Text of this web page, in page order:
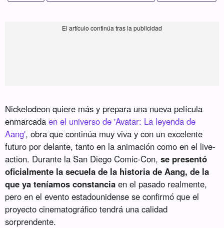
Nickelodeon quiere más y prepara una nueva película
enmarcadaen el universo de 'Avatar: La leyenda de
Aang', obra que continúa muy viva y con un excelente
futuro por delante, tanto en la animación como en el live-
action. Durante la San Diego Comic-Con,se presentó
oficialmente la secuela de la historia de Aang, de la
que ya teníamos constancia en el pasado realmente,
pero en el evento estadounidense se confirmó que el
proyecto cinematográfico tendrá una calidad
sorprendente.